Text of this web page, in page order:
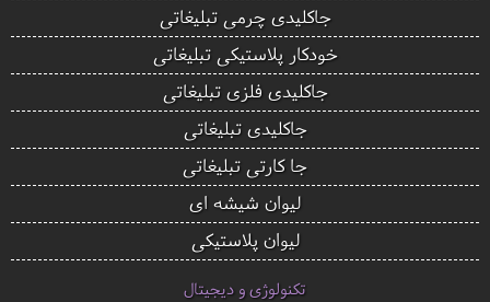
جاکلیدی چرمی تبلیغاتی
خودکار پلاستیکی تبلیغاتی
جاکلیدی فلزی تبلیغاتی
جاکلیدی تبلیغاتی
جا کارتی تبلیغاتی
لیوان شیشه ای
لیوان پلاستیکی
تکنولوژی و دیجیتال